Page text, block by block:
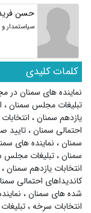
حسن
سیاستمدار
کلمات کلیدی
نماینده های سمنان
تبلیغات مجلس سمنان،
یازدهم سمنان،
احتمالی سمنان،تایید
سمنان، نماینده های
سمنان،تبلیغات مجلس
انتخابات یازدهم سمنان،
کاندیداهای احتمالی
شده های سمنان،
انتخابات سرخه،